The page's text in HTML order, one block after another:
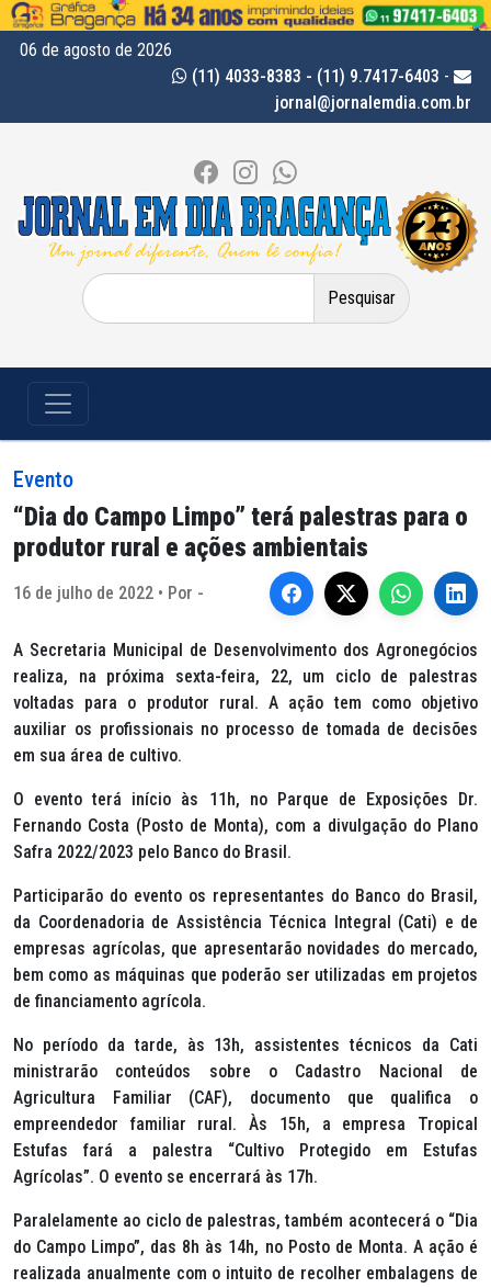
06 de agosto de 2026
(11) 4033-8383 - (11) 9.7417-6403 -
jornal@jornalemdia.com.br
Pesquisar
por:
Evento
“Dia do Campo Limpo” terá palestras para o
produtor rural e ações ambientais
16 de julho de 2022 • Por -
A Secretaria Municipal de Desenvolvimento dos Agronegócios
realiza, na próxima sexta-feira, 22, um ciclo de palestras
voltadas para o produtor rural. A ação tem como objetivo
auxiliar os profissionais no processo de tomada de decisões
em sua área de cultivo.
O evento terá início às 11h, no Parque de Exposições Dr.
Fernando Costa (Posto de Monta), com a divulgação do Plano
Safra 2022/2023 pelo Banco do Brasil.
Participarão do evento os representantes do Banco do Brasil,
da Coordenadoria de Assistência Técnica Integral (Cati) e de
empresas agrícolas, que apresentarão novidades do mercado,
bem como as máquinas que poderão ser utilizadas em projetos
de financiamento agrícola.
No período da tarde, às 13h, assistentes técnicos da Cati
ministrarão conteúdos sobre o Cadastro Nacional de
Agricultura Familiar (CAF), documento que qualifica o
empreendedor familiar rural. Às 15h, a empresa Tropical
Estufas fará a palestra “Cultivo Protegido em Estufas
Agrícolas”. O evento se encerrará às 17h.
Paralelamente ao ciclo de palestras, também acontecerá o “Dia
do Campo Limpo”, das 8h às 14h, no Posto de Monta. A ação é
realizada anualmente com o intuito de recolher embalagens de